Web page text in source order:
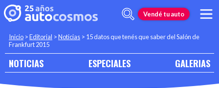
Vendé tu auto
Inicio >Editorial >Noticias > 15 datos que tenés que saber del Salón de
Frankfurt 2015
NOTICIAS ESPECIALES GALERIAS